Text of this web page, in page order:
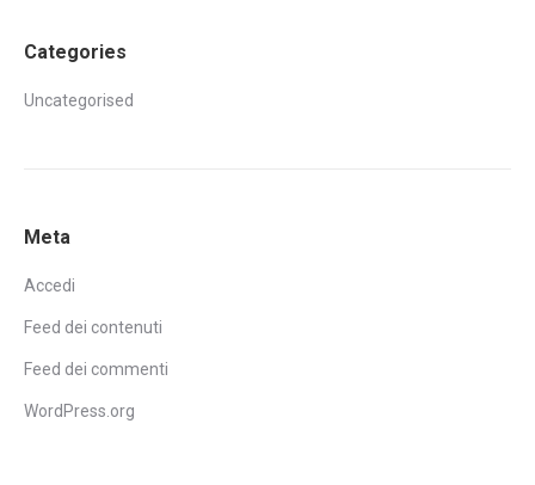
Categories
Uncategorised
Meta
Accedi
Feed dei contenuti
Feed dei commenti
WordPress.org